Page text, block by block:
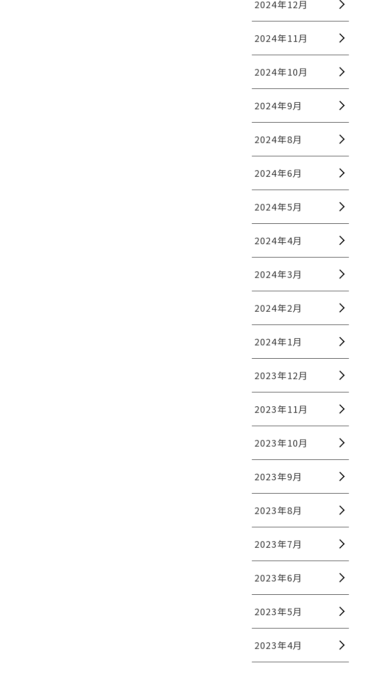
2024年12月
2024年11月
2024年10月
2024年9月
2024年8月
2024年6月
2024年5月
2024年4月
2024年3月
2024年2月
2024年1月
2023年12月
2023年11月
2023年10月
2023年9月
2023年8月
2023年7月
2023年6月
2023年5月
2023年4月